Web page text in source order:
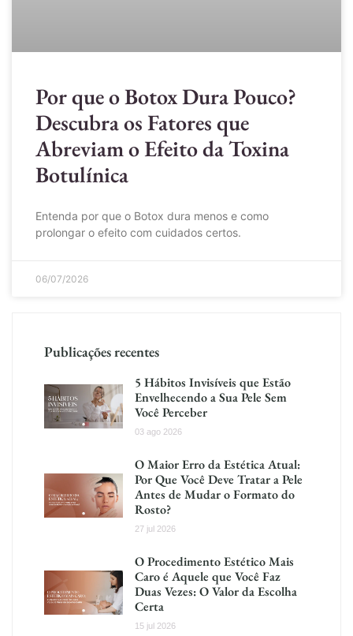
Por que o Botox Dura Pouco?
Descubra os Fatores que
Abreviam o Efeito da Toxina
Botulínica
Entenda por que o Botox dura menos e como
prolongar o efeito com cuidados certos.
06/07/2026
Publicações recentes
5 Hábitos Invisíveis que Estão
Envelhecendo a Sua Pele Sem
Você Perceber
03 ago 2026
O Maior Erro da Estética Atual:
Por Que Você Deve Tratar a Pele
Antes de Mudar o Formato do
Rosto?
27 jul 2026
O Procedimento Estético Mais
Caro é Aquele que Você Faz
Duas Vezes: O Valor da Escolha
Certa
15 jul 2026